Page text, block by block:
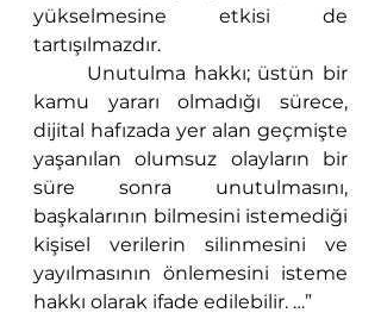
yükselmesine etkisi de
tartışılmazdır.
kamu yararı olmadığı sürece,
dijital hafızada yer alan geçmişte
yaşanılan olumsuz olayların bir
süre sonra unutulmasını,
başkalarının bilmesini istemediği
kişisel verilerin silinmesini ve
yayılmasının önlemesini isteme
hakkı olarak ifade edilebilir. …”